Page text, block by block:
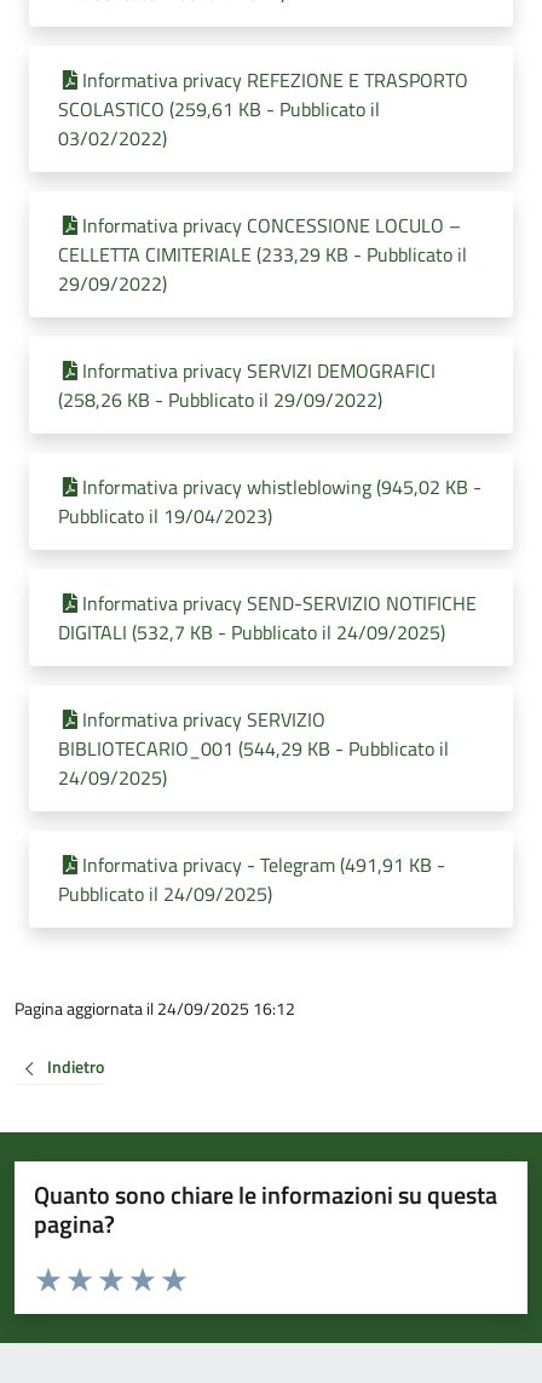
Informativa privacy REFEZIONE E TRASPORTO
SCOLASTICO (259,61 KB - Pubblicato il
03/02/2022)
Informativa privacy CONCESSIONE LOCULO –
CELLETTA CIMITERIALE (233,29 KB - Pubblicato il
29/09/2022)
Informativa privacy SERVIZI DEMOGRAFICI
(258,26 KB - Pubblicato il 29/09/2022)
Informativa privacy whistleblowing (945,02 KB -
Pubblicato il 19/04/2023)
Informativa privacy SEND-SERVIZIO NOTIFICHE
DIGITALI (532,7 KB - Pubblicato il 24/09/2025)
Informativa privacy SERVIZIO
BIBLIOTECARIO_001 (544,29 KB - Pubblicato il
24/09/2025)
Informativa privacy - Telegram (491,91 KB -
Pubblicato il 24/09/2025)
Pagina aggiornata il 24/09/2025 16:12
Indietro
Quanto sono chiare le informazioni su questa
pagina?
Valuta da 1 a 5 stelle la pagina
Valuta 5 stelle su 5
Valuta 4 stelle su 5
Valuta 3 stelle su 5
Valuta 2 stelle su 5
Valuta 1 stelle su 5